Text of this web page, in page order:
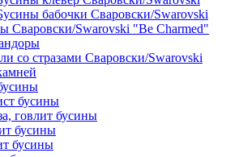
бабочки Сваровски/Swarovski
Сваровски/Swarovski "Be Charmed"
со стразами Сваровски/Swarovski
бусины
говлит бусины
бусины
бусины